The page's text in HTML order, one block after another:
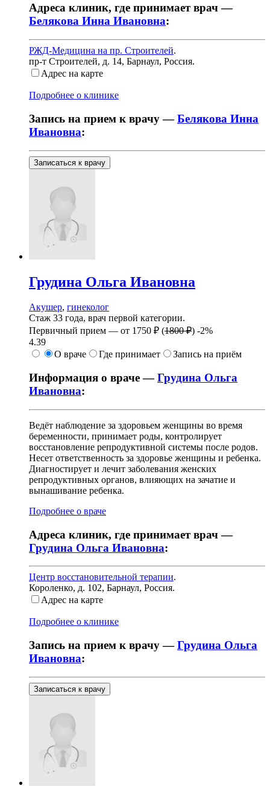
Адреса клиник, где принимает врач —
Белякова Инна Ивановна:
РЖД-Медицина на пр. Строителей.
пр-т Строителей, д. 14, Барнаул, Россия.
Адрес на карте
Подробнее о клинике
Запись на прием к врачу —Белякова Инна
Ивановна:
Записаться к врачу
Грудина Ольга Ивановна
Акушер, гинеколог
Стаж 33 года, врач первой категории.
Первичный прием — от 1750 ₽ (1800 ₽) -2%
4.39
О враче
Где принимает Запись на приём
Информация о враче —Грудина Ольга
Ивановна:
Ведёт наблюдение за здоровьем женщины во время
беременности, принимает роды, контролирует
восстановление репродуктивной системы после родов.
Несет ответственность за здоровье женщины и ребенка.
Диагностирует и лечит заболевания женских
репродуктивных органов, влияющих на зачатие и
вынашивание ребенка.
Подробнее о враче
Адреса клиник, где принимает врач —
Грудина Ольга Ивановна:
Центр восстановительной терапии.
Короленко, д. 102, Барнаул, Россия.
Адрес на карте
Подробнее о клинике
Запись на прием к врачу —Грудина Ольга
Ивановна:
Записаться к врачу